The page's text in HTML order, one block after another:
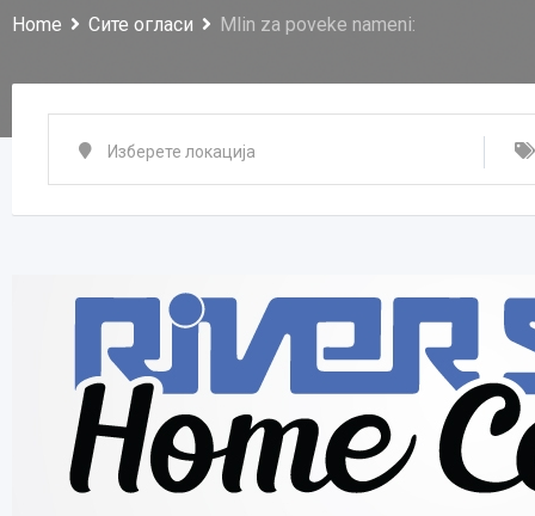
Home Сите огласи Mlin za poveke nameni: